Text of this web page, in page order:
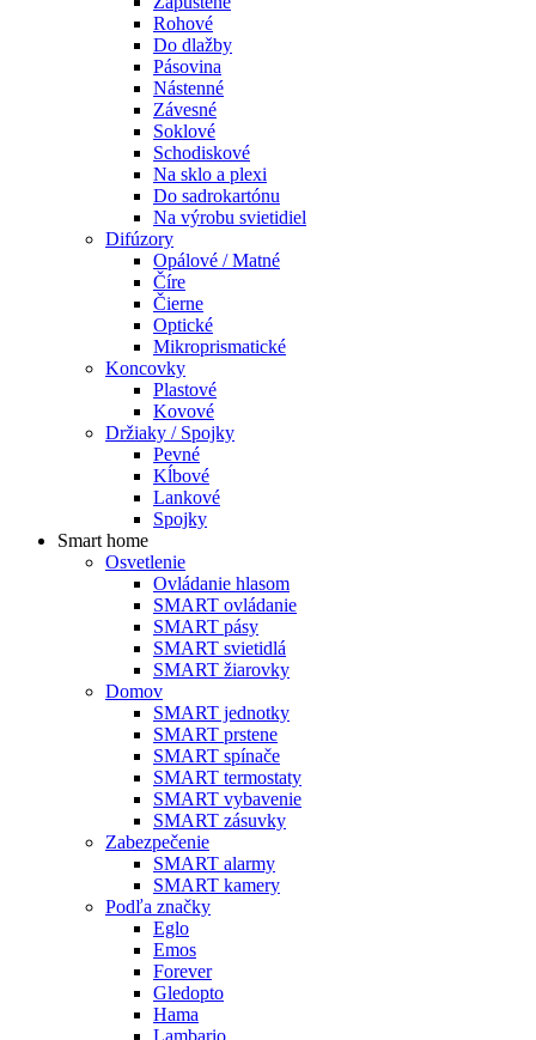
Rohové
Do dlažby
Pásovina
Nástenné
Závesné
Soklové
Schodiskové
Na sklo a plexi
Do sadrokartónu
Na výrobu svietidiel
Difúzory
Opálové / Matné
Číre
Čierne
Optické
Mikroprismatické
Koncovky
Plastové
Kovové
Držiaky / Spojky
Pevné
Kĺbové
Lankové
Spojky
Smart home
Osvetlenie
Ovládanie hlasom
SMART ovládanie
SMART pásy
SMART svietidlá
SMART žiarovky
Domov
SMART jednotky
SMART prstene
SMART spínače
SMART termostaty
SMART vybavenie
SMART zásuvky
Zabezpečenie
SMART alarmy
SMART kamery
Podľa značky
Eglo
Emos
Forever
Gledopto
Hama
Lambario